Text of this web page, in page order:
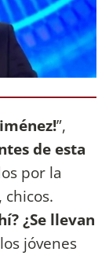
”,
de esta
por la
chicos.
¿Se llevan
jóvenes